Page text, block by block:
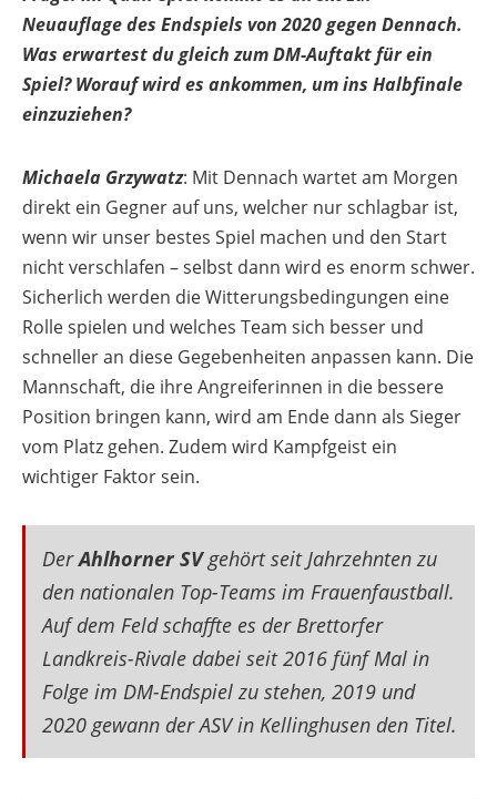
Neuauflage des Endspiels von 2020 gegen Dennach.
Was erwartest du gleich zum DM-Auftakt für ein
Spiel? Worauf wird es ankommen, um ins Halbfinale
einzuziehen?
Michaela Grzywatz: Mit Dennach wartet am Morgen
direkt ein Gegner auf uns, welcher nur schlagbar ist,
wenn wir unser bestes Spiel machen und den Start
nicht verschlafen – selbst dann wird es enorm schwer.
Sicherlich werden die Witterungsbedingungen eine
Rolle spielen und welches Team sich besser und
schneller an diese Gegebenheiten anpassen kann. Die
Mannschaft, die ihre Angreiferinnen in die bessere
Position bringen kann, wird am Ende dann als Sieger
vom Platz gehen. Zudem wird Kampfgeist ein
wichtiger Faktor sein.
DerAhlhorner SVgehört seit Jahrzehnten zu
den nationalen Top-Teams im Frauenfaustball.
Auf dem Feld schaffte es der Brettorfer
Landkreis-Rivale dabei seit 2016 fünf Mal in
Folge im DM-Endspiel zu stehen, 2019 und
2020 gewann der ASV in Kellinghusen den Titel.